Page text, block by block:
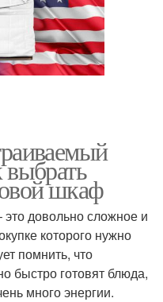
шкаф
довольно сложное и
которого нужно
помнить, что
быстро готовят блюда,
много энергии.